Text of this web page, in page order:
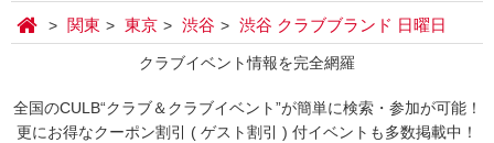
関東 東京 渋谷 渋谷 クラブブランド 日曜日
クラブイベント情報を完全網羅
全国のCULB“クラブ＆クラブイベント”が簡単に検索・参加が可能！
更にお得なクーポン割引 ( ゲスト割引 ) 付イベントも多数掲載中！